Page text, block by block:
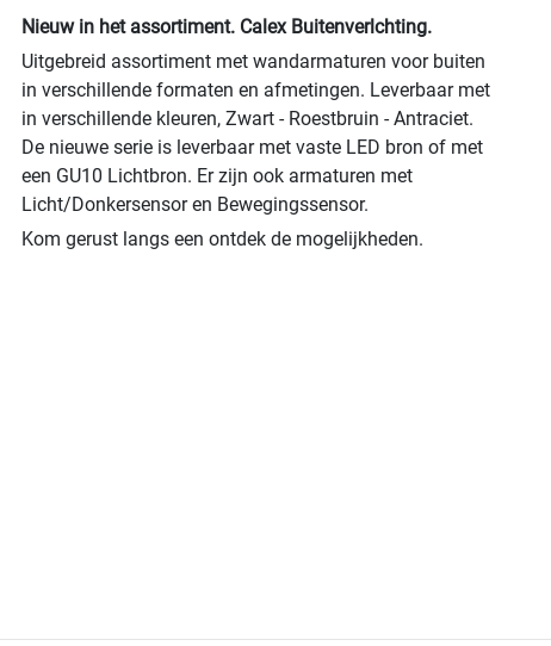
Nieuw in het assortiment. Calex Buitenverlchting.
Uitgebreid assortiment met wandarmaturen voor buiten
in verschillende formaten en afmetingen. Leverbaar met
in verschillende kleuren, Zwart - Roestbruin - Antraciet.
De nieuwe serie is leverbaar met vaste LED bron of met
een GU10 Lichtbron. Er zijn ook armaturen met
Licht/Donkersensor en Bewegingssensor.
Kom gerust langs een ontdek de mogelijkheden.